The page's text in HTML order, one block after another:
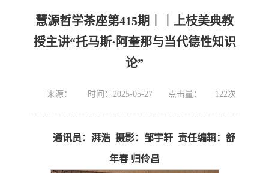
慧源哲学茶座第415期｜｜上枝美典教
授主讲“托马斯·阿奎那与当代德性知识
论”
来源： 时间：2025-05-27 点击量： 122次
通讯员：湃浩 摄影：邹宇轩 责任编辑：舒
年春 归伶昌